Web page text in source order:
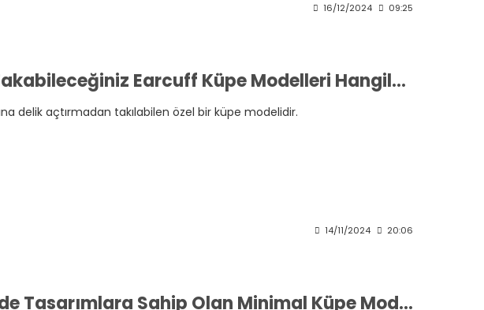
16/12/2024 09:25
Kulağınızı Delmeden Takabileceğiniz Earcuff Küpe Modelleri Hangileri
delik açtırmadan takılabilen özel bir küpe modelidir.
14/11/2024 20:06
Küçük Boyutları ve Sade Tasarımlara Sahip Olan Minimal Küpe Modelleri Hangileri